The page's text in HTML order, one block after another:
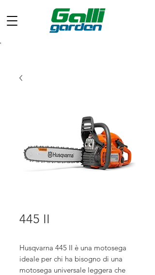
445 II
Husqvarna 445 II è una motosega
ideale per chi ha bisogno di una
motosega universale leggera che